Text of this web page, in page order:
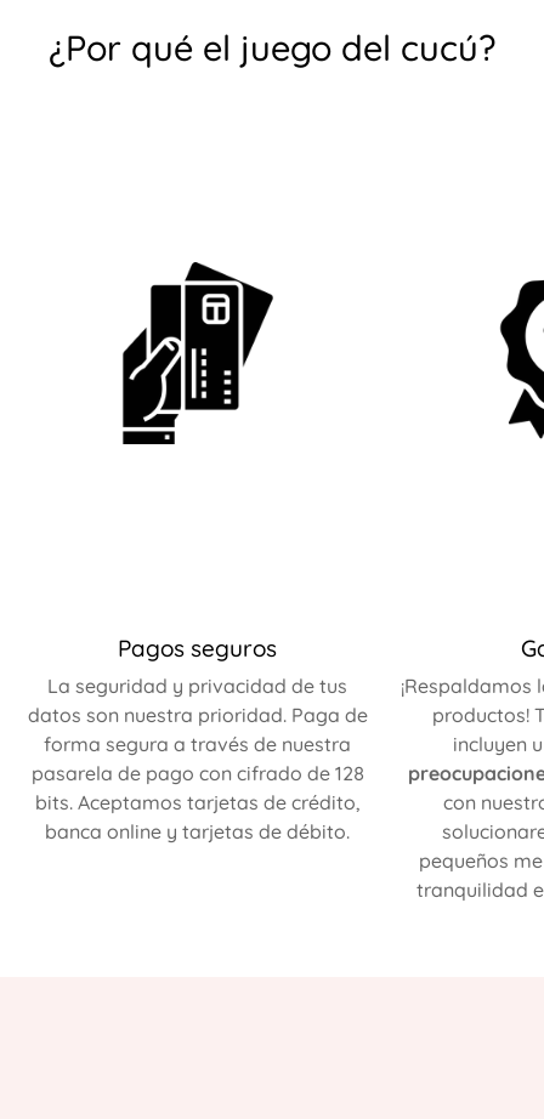
¿Por qué el juego del cucú?
Pagos seguros
La seguridad y privacidad de tus
datos son nuestra prioridad. Paga de
forma segura a través de nuestra
pasarela de pago con cifrado de 128
bits. Aceptamos tarjetas de crédito,
banca online y tarjetas de débito.
¡Respaldamos
productos!
incluyen
con
pequeños
tranquilidad